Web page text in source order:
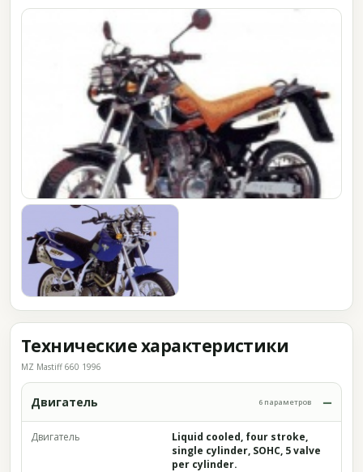
Технические характеристики
MZ Mastiff 660 1996
Двигатель 6 параметров
Двигатель
Liquid cooled, four stroke,
single cylinder, SOHC, 5 valve
per cylinder.